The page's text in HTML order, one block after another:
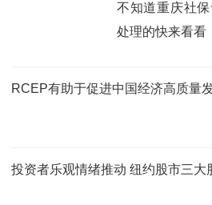
不知道重庆社
处理的快来看看
RCEP有助于促进中国经济高质量
投资者乐观情绪推动 纽约股市三大